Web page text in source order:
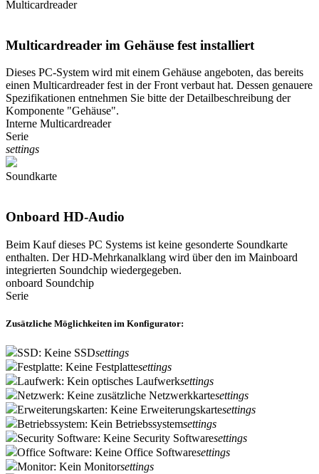
Multicardreader
Multicardreader im Gehäuse fest installiert
Dieses PC-System wird mit einem Gehäuse angeboten, das bereits
einen Multicardreader fest in der Front verbaut hat. Dessen genauere
Spezifikationen entnehmen Sie bitte der Detailbeschreibung der
Komponente "Gehäuse".
Interne Multicardreader
Serie
settings
Soundkarte
Onboard HD-Audio
Beim Kauf dieses PC Systems ist keine gesonderte Soundkarte
enthalten. Der HD-Mehrkanalklang wird über den im Mainboard
integrierten Soundchip wiedergegeben.
onboard Soundchip
Serie
Zusätzliche Möglichkeiten im Konfigurator:
SSD: Keine SSDsettings
Festplatte: Keine Festplattesettings
Laufwerk: Kein optisches Laufwerksettings
Netzwerk: Keine zusätzliche Netzwerkkartesettings
Erweiterungskarten: Keine Erweiterungskartesettings
Betriebssystem: Kein Betriebssystemsettings
Security Software: Keine Security Softwaresettings
Office Software: Keine Office Softwaresettings
Monitor: Kein Monitorsettings